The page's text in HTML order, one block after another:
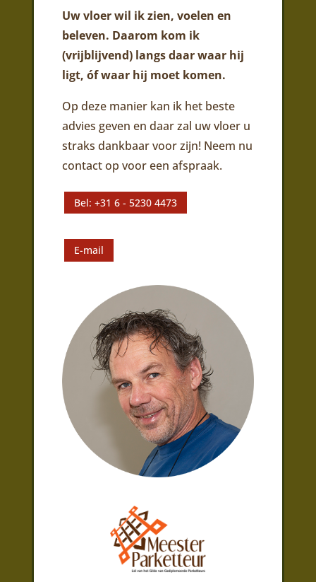
Uw vloer wil ik zien, voelen en
beleven. Daarom kom ik
(vrijblijvend) langs daar waar hij
ligt, óf waar hij moet komen.
Op deze manier kan ik het beste
advies geven en daar zal uw vloer u
straks dankbaar voor zijn! Neem nu
contact op voor een afspraak.
Bel: +31 6 - 5230 4473
E-mail